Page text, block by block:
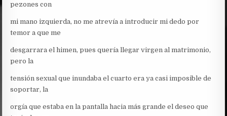
pezones con
mi mano izquierda, no me atrevía a introducir mi dedo por
temor a que me
desgarrara el himen, pues quería llegar virgen al matrimonio,
pero la
tensión sexual que inundaba el cuarto era ya casi imposible de
soportar, la
orgía que estaba en la pantalla hacia más grande el deseo que